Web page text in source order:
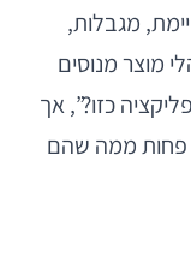
מגבלות,
מוצר מנוסים
כזו?”, אך
פחות ממה שהם